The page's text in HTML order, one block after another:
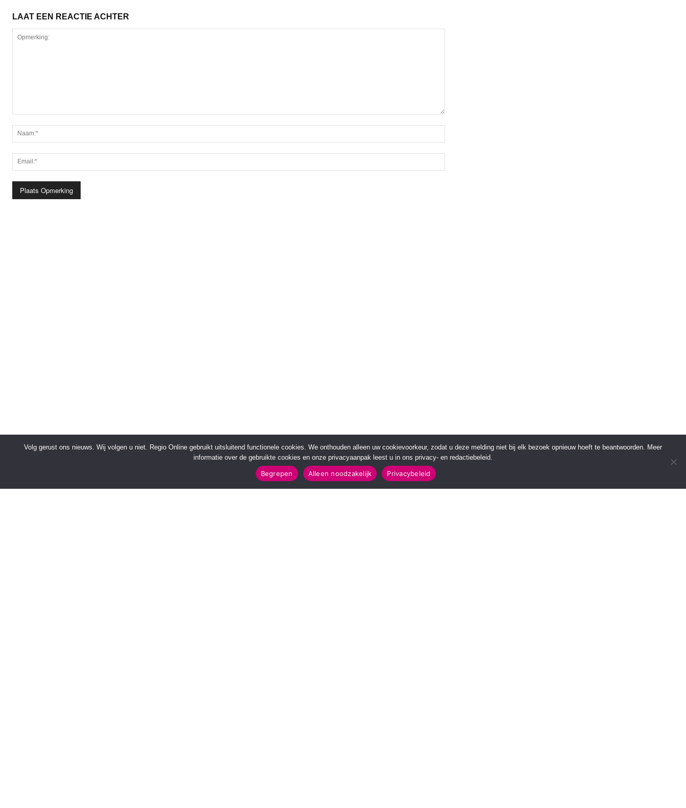
LAAT EEN REACTIE ACHTER
Volg gerust ons nieuws. Wij volgen u niet. Regio Online gebruikt uitsluitend functionele cookies. We onthouden alleen uw cookievoorkeur, zodat u deze melding niet bij elk bezoek opnieuw hoeft te beantwoorden. Meer
informatie over de gebruikte cookies en onze privacyaanpak leest u in ons privacy- en redactiebeleid.
Begrepen Alleen noodzakelijk Privacybeleid